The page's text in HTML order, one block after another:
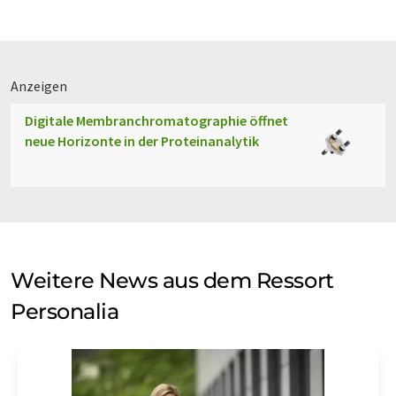
Anzeigen
Digitale Membranchromatographie öffnet
neue Horizonte in der Proteinanalytik
Weitere News aus dem Ressort
Personalia